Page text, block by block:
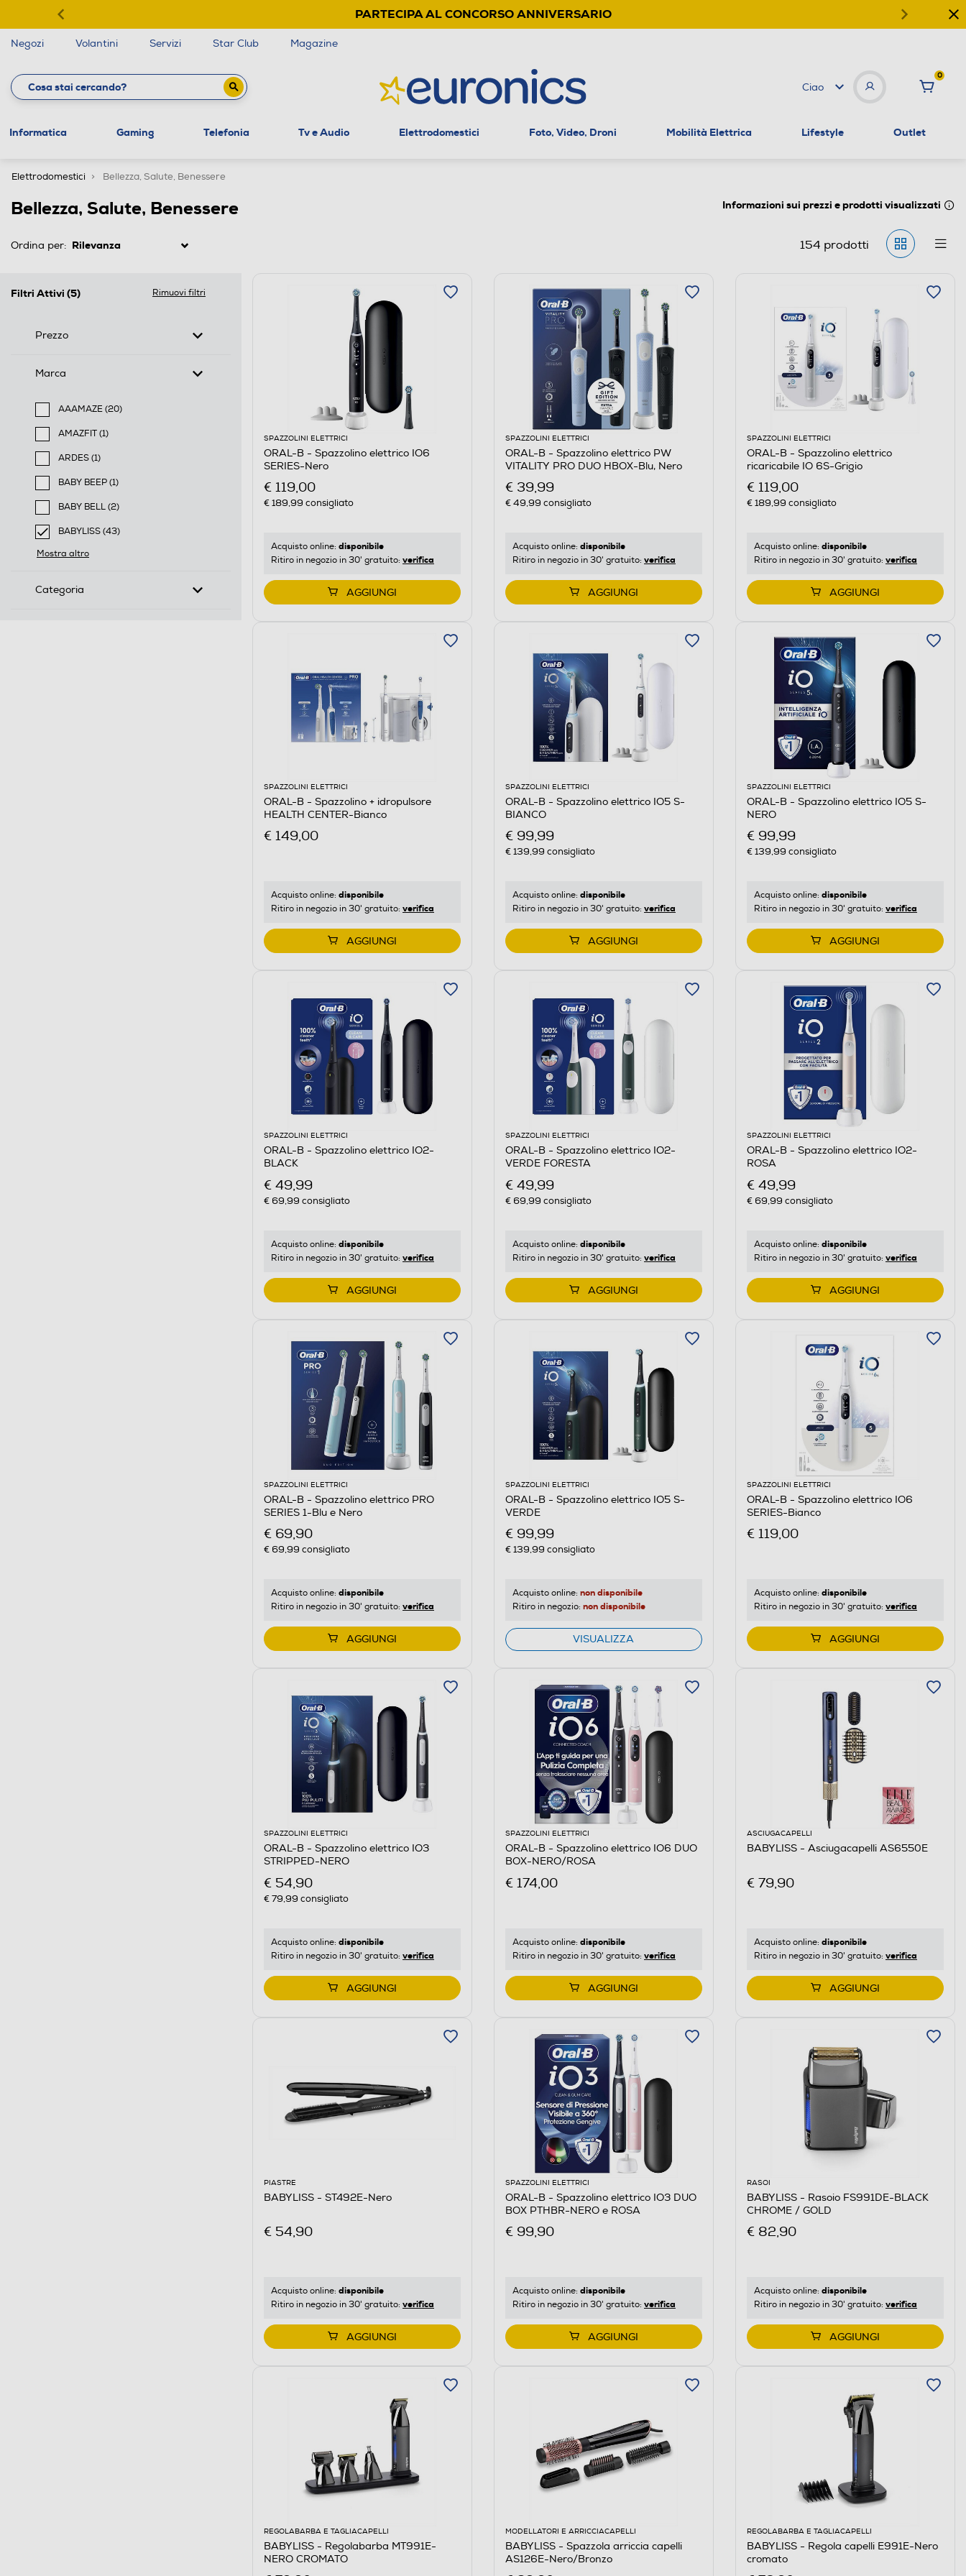
PARTECIPA AL CONCORSO ANNIVERSARIO
Negozi Volantini Servizi Star Club Magazine
Ciao
0
Informatica Gaming Telefonia Tv e Audio Elettrodomestici Foto, Video, Droni Mobilità Elettrica Lifestyle Outlet
Elettrodomestici Bellezza, Salute, Benessere
Bellezza, Salute, Benessere Informazioni sui prezzi e prodotti visualizzati
Ordina per: 154 prodotti
Filtri Attivi (5) Rimuovi filtri
Prezzo
Marca
AAAMAZE (20)
Filtra per Marca: AAAMAZE
AMAZFIT (1)
Filtra per Marca: AMAZFIT
ARDES (1)
Filtra per Marca: ARDES
BABY BEEP (1)
Filtra per Marca: BABY BEEP
BABY BELL (2)
Filtra per Marca: BABY BELL
BABYLISS (43)
selected Filtro applicato per Marca: BABYLISS
Mostra altro
Categoria
SPAZZOLINI ELETTRICI
ORAL-B - Spazzolino elettrico IO6
SERIES-Nero
€ 119,00
€ 189,99 consigliato
Acquisto online: disponibile
Ritiro in negozio in 30' gratuito: verifica
AGGIUNGI
SPAZZOLINI ELETTRICI
ORAL-B - Spazzolino elettrico PW
VITALITY PRO DUO HBOX-Blu, Nero
€ 39,99
€ 49,99 consigliato
Acquisto online: disponibile
Ritiro in negozio in 30' gratuito: verifica
AGGIUNGI
SPAZZOLINI ELETTRICI
ORAL-B - Spazzolino elettrico
ricaricabile IO 6S-Grigio
€ 119,00
€ 189,99 consigliato
Acquisto online: disponibile
Ritiro in negozio in 30' gratuito: verifica
AGGIUNGI
SPAZZOLINI ELETTRICI
ORAL-B - Spazzolino + idropulsore
HEALTH CENTER-Bianco
€ 149,00
Acquisto online: disponibile
Ritiro in negozio in 30' gratuito: verifica
AGGIUNGI
SPAZZOLINI ELETTRICI
ORAL-B - Spazzolino elettrico IO5 S-
BIANCO
€ 99,99
€ 139,99 consigliato
Acquisto online: disponibile
Ritiro in negozio in 30' gratuito: verifica
AGGIUNGI
SPAZZOLINI ELETTRICI
ORAL-B - Spazzolino elettrico IO5 S-
NERO
€ 99,99
€ 139,99 consigliato
Acquisto online: disponibile
Ritiro in negozio in 30' gratuito: verifica
AGGIUNGI
SPAZZOLINI ELETTRICI
ORAL-B - Spazzolino elettrico IO2-
BLACK
€ 49,99
€ 69,99 consigliato
Acquisto online: disponibile
Ritiro in negozio in 30' gratuito: verifica
AGGIUNGI
SPAZZOLINI ELETTRICI
ORAL-B - Spazzolino elettrico IO2-
VERDE FORESTA
€ 49,99
€ 69,99 consigliato
Acquisto online: disponibile
Ritiro in negozio in 30' gratuito: verifica
AGGIUNGI
SPAZZOLINI ELETTRICI
ORAL-B - Spazzolino elettrico IO2-
ROSA
€ 49,99
€ 69,99 consigliato
Acquisto online: disponibile
Ritiro in negozio in 30' gratuito: verifica
AGGIUNGI
SPAZZOLINI ELETTRICI
ORAL-B - Spazzolino elettrico PRO
SERIES 1-Blu e Nero
€ 69,90
€ 69,99 consigliato
Acquisto online: disponibile
Ritiro in negozio in 30' gratuito: verifica
AGGIUNGI
SPAZZOLINI ELETTRICI
ORAL-B - Spazzolino elettrico IO5 S-
VERDE
€ 99,99
€ 139,99 consigliato
Acquisto online: non disponibile
Ritiro in negozio: non disponibile
VISUALIZZA
SPAZZOLINI ELETTRICI
ORAL-B - Spazzolino elettrico IO6
SERIES-Bianco
€ 119,00
Acquisto online: disponibile
Ritiro in negozio in 30' gratuito: verifica
AGGIUNGI
SPAZZOLINI ELETTRICI
ORAL-B - Spazzolino elettrico IO3
STRIPPED-NERO
€ 54,90
€ 79,99 consigliato
Acquisto online: disponibile
Ritiro in negozio in 30' gratuito: verifica
AGGIUNGI
SPAZZOLINI ELETTRICI
ORAL-B - Spazzolino elettrico IO6 DUO
BOX-NERO/ROSA
€ 174,00
Acquisto online: disponibile
Ritiro in negozio in 30' gratuito: verifica
AGGIUNGI
ASCIUGACAPELLI
BABYLISS - Asciugacapelli AS6550E
€ 79,90
Acquisto online: disponibile
Ritiro in negozio in 30' gratuito: verifica
AGGIUNGI
PIASTRE
BABYLISS - ST492E-Nero
€ 54,90
Acquisto online: disponibile
Ritiro in negozio in 30' gratuito: verifica
AGGIUNGI
SPAZZOLINI ELETTRICI
ORAL-B - Spazzolino elettrico IO3 DUO
BOX PTHBR-NERO e ROSA
€ 99,90
Acquisto online: disponibile
Ritiro in negozio in 30' gratuito: verifica
AGGIUNGI
RASOI
BABYLISS - Rasoio FS991DE-BLACK
CHROME / GOLD
€ 82,90
Acquisto online: disponibile
Ritiro in negozio in 30' gratuito: verifica
AGGIUNGI
REGOLABARBA E TAGLIACAPELLI
BABYLISS - Regolabarba MT991E-
NERO CROMATO
MODELLATORI E ARRICCIACAPELLI
BABYLISS - Spazzola arriccia capelli
AS126E-Nero/Bronzo
REGOLABARBA E TAGLIACAPELLI
BABYLISS - Regola capelli E991E-Nero
cromato